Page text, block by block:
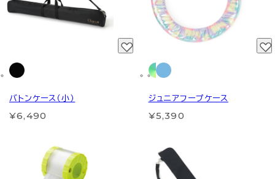
バトンケース（小）
¥6,490
ジュニアフープケース
¥5,390